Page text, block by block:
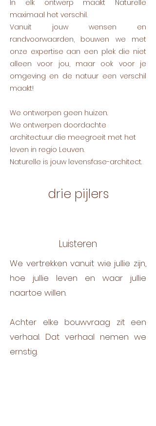
In elk ontwerp maakt Naturelle
maximaal het verschil.
Vanuit jouw wensen en
randvoorwaarden, bouwen we met
onze expertise aan een plek die niet
alleen voor jou, maar ook voor je
omgeving en de natuur een verschil
maakt!
We ontwerpen geen huizen.
We ontwerpen doordachte
architectuur die meegroeit met het
leven in regio Leuven.
Naturelle is jouw levensfase-architect.
drie pijlers
​Luisteren
​We vertrekken vanuit wie jullie zijn,
hoe jullie leven en waar jullie
naartoe willen.
Achter elke bouwvraag zit een
verhaal. Dat verhaal nemen we
ernstig.